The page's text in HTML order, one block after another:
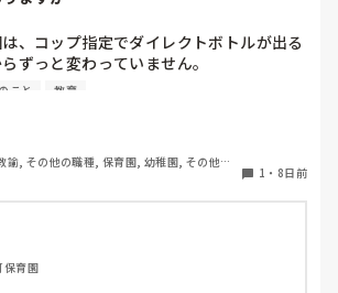
塩素酸などを感染症に合わせてしっかり使い
らない体作りができるよう、よく動き、しっ
いですね。
、コップ指定でダイレクトボトルが出る
ずっと変わっていません。
コップを持ってうがいに行くからです。
きなど、テーブルのない場で床でお茶を
ぼすし、子どもが拭いた雑巾も水洗いのみ
クトボトルの水筒なのになんで子どもはコ
えてもよいのでは？と思います。
指定がありますか。
こと 教育
諭, その他の職種, 保育園, 幼稚園, その他の
1 ・ 8日前
保育園